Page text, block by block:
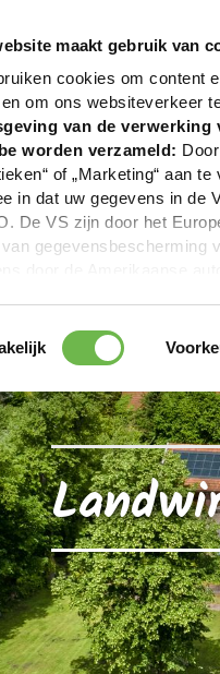
maakt gebruik van
cookies om content
om ons websiteverkeer
van de verwerking
worden verzameld:
of „Marketing“ aan
in dat uw gegevens in de
De VS zijn door het
gegevensbescherming
niet plaatsvinden. Voor
u hier graag meer